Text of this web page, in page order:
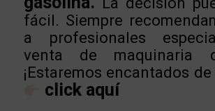
fácil. Siempre
a profesionales
venta de maquinaria
¡Estaremos encantados
click aquí